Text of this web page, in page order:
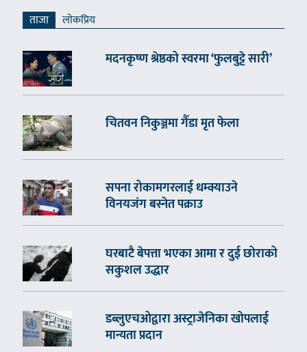
ताजा लाेकप्रिय
मदनकृष्ण श्रेष्ठको स्वरमा ‘फुलबुट्टे सारी’
चितवन निकुञ्जमा गैँडा मृत फेला
सपना रोकामगरलाई धम्क्याउने
विनयजंग बस्नेत पक्राउ
घरबाटै बेपत्ता भएका आमा र दुई छोराको
सकुशल उद्धार
डब्लुएचओद्वारा अस्ट्राजेनिका खोपलाई
मान्यता प्रदान